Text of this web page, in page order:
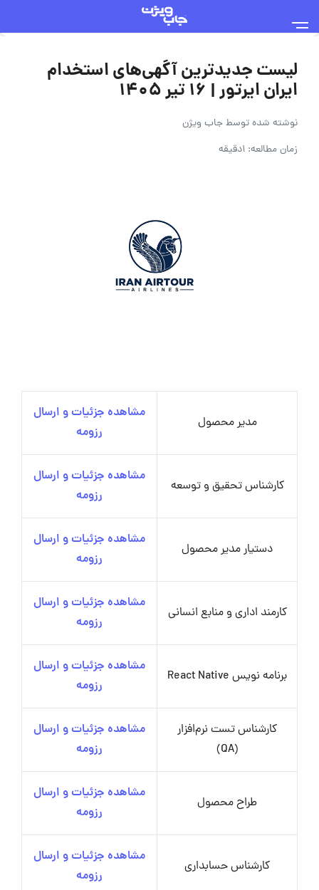
لیست جدیدترین آگهی‌های استخدام
ایران ایرتور | ۱۶ تیر ۱۴۰۵
نوشته شده توسطجاب ویژن
زمان مطالعه: 1دقیقه
مدیر محصول
مشاهده جزئیات و ارسال
رزومه
کارشناس تحقیق و توسعه
مشاهده جزئیات و ارسال
رزومه
دستیار مدیر محصول
مشاهده جزئیات و ارسال
رزومه
کارمند اداری و منابع انسانی
مشاهده جزئیات و ارسال
رزومه
برنامه نویس React Native
مشاهده جزئیات و ارسال
رزومه
کارشناس تست نرم‌افزار
(QA)
مشاهده جزئیات و ارسال
رزومه
طراح محصول
مشاهده جزئیات و ارسال
رزومه
کارشناس حسابداری
مشاهده جزئیات و ارسال
رزومه